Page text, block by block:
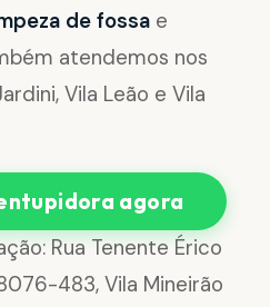
de fossa e
atendemos nos
Vila Leão e Vila
agora
Rua Tenente Érico
483, Vila Mineirão